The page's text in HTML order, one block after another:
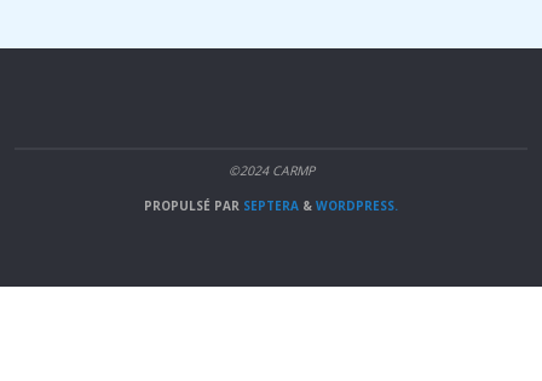
©2024 CARMP
PROPULSÉ PAR SEPTERA & WORDPRESS.